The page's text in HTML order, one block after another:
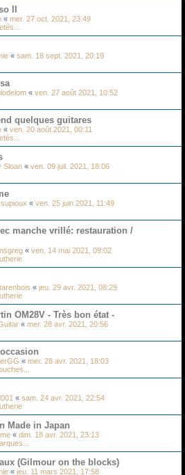
II
« mer. 27 oct. 2021, 23:49
« sam. 18 sept. 2021, 20:19
« ven. 27 août 2021, 10:52
quelques guitares
« ven. 20 août 2021, 00:11
Sloan « ven. 09 juil. 2021, 18:06
« ven. 25 juin 2021, 11:49
manche vrillé: restauration /
« ven. 14 mai 2021, 09:02
« jeu. 29 avr. 2021, 08:29
OM28V - Très bon état -
« mer. 28 avr. 2021, 20:56
« mer. 28 avr. 2021, 18:03
« sam. 24 avr. 2021, 22:54
Made in Japan
« dim. 18 avr. 2021, 23:13
(Gilmour on the blocks)
« jeu. 11 mars 2021, 17:58